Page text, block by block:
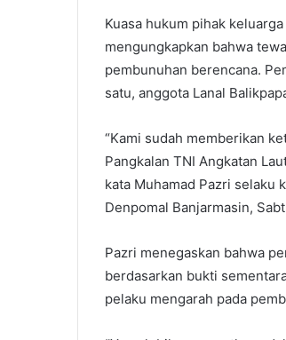
Kuasa hukum pihak
mengungkapkan bahwa
pembunuhan berencana.
satu, anggota Lanal
“Kami sudah memberikan
Pangkalan TNI Angkatan
kata Muhamad Pazri selaku
Denpomal Banjarmasin,
Pazri menegaskan bahwa
berdasarkan bukti
pelaku mengarah pada